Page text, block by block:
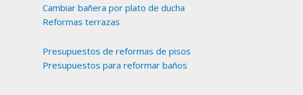
Cambiar bañera por plato de ducha
Reformas terrazas
Presupuestos de reformas de pisos
Presupuestos para reformar baños